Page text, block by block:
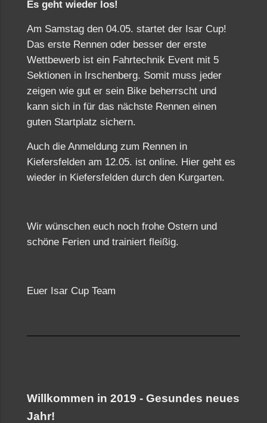
Es geht wieder los!
Am Samstag den 04.05. startet der Isar Cup!
Das erste Rennen oder besser der erste
Wettbewerb ist ein Fahrtechnik Event mit 5
Sektionen in Irschenberg. Somit muss jeder
zeigen wie gut er sein Bike beherrscht und
kann sich in für das nächste Rennen einen
guten Startplatz sichern.
Auch die Anmeldung zum Rennen in
Kiefersfelden am 12.05. ist online. Hier geht es
wieder in Kiefersfelden durch den Kurgarten.
Wir wünschen euch noch frohe Ostern und
schöne Ferien und trainiert fleißig.
Euer Isar Cup Team
Willkommen in 2019 - Gesundes neues
Jahr!